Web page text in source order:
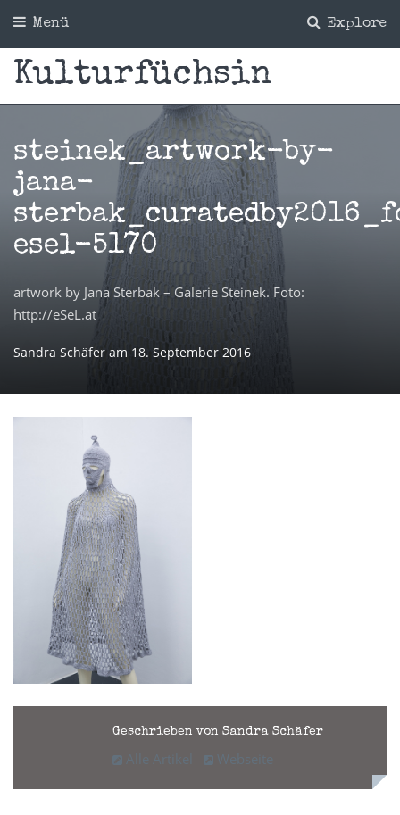
Explore
Menü
Kulturfüchsin
steinek_artwork-by-
jana-
esel-5170
artwork by Jana Sterbak – Galerie Steinek. Foto:
http://eSeL.at
Sandra Schäfer am 18. September 2016
Geschrieben von Sandra Schäfer
Alle Artikel Webseite